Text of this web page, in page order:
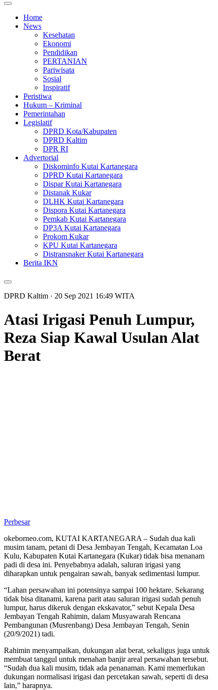
Home
News
Kesehatan
Ekonomi
Pendidikan
PERTANIAN
Pariwisata
Sosial
Inspiratif
Peristiwa
Hukum – Kriminal
Pemerintahan
Legislatif
DPRD Kota/Kabupaten
DPRD Kaltim
DPR RI
Advertorial
Diskominfo Kutai Kartanegara
DPRD Kutai Kartanegara
Dispar Kutai Kartanegara
Distanak Kukar
DLHK Kutai Kartanegara
Dispora Kutai Kartanegara
Pemkab Kutai Kartanegara
DP3A Kutai Kartanegara
Prokom Kukar
KPU Kutai Kartanegara
Distransnaker Kutai Kartanegara
Berita IKN
DPRD Kaltim · 20 Sep 2021 16:49 WITA
Atasi Irigasi Penuh Lumpur,
Reza Siap Kawal Usulan Alat
Berat
Perbesar
okeborneo.com, KUTAI KARTANEGARA – Sudah dua kali
musim tanam, petani di Desa Jembayan Tengah, Kecamatan Loa
Kulu, Kabupaten Kutai Kartanegara (Kukar) tidak bisa menanam
padi di desa ini. Penyebabnya adalah, saluran irigasi yang
diharapkan untuk pengairan sawah, banyak sedimentasi lumpur.
“Lahan persawahan ini potensinya sampai 100 hektare. Sekarang
tidak bisa ditanami, karena parit atau saluran irigasi sudah penuh
lumpur, harus dikeruk dengan ekskavator,” sebut Kepala Desa
Jembayan Tengah Rahimin, dalam Musyawarah Rencana
Pembangunan (Musrenbang) Desa Jembayan Tengah, Senin
(20/9/2021) tadi.
Rahimin menyampaikan, dukungan alat berat, sekaligus juga untuk
membuat tanggul untuk menahan banjir areal persawahan tersebut.
“Sudah dua kali musim, tidak ada penanaman. Kami memerlukan
dukungan normalisasi irigasi dan percetakan sawah, seperti di desa
lain,” harapnya.